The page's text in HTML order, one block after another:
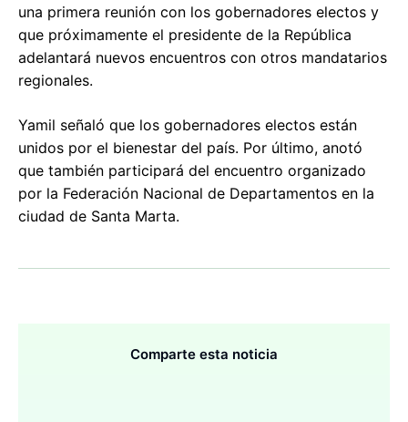
una primera reunión con los gobernadores electos y
que próximamente el presidente de la República
adelantará nuevos encuentros con otros mandatarios
regionales.
Yamil señaló que los gobernadores electos están
unidos por el bienestar del país. Por último, anotó
que también participará del encuentro organizado
por la Federación Nacional de Departamentos en la
ciudad de Santa Marta.
Comparte esta noticia